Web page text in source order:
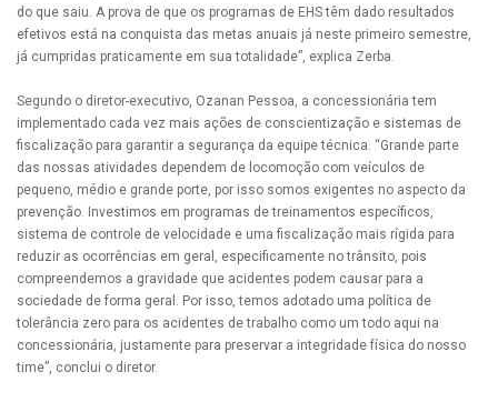
do que saiu. A prova de que os programas de EHS têm dado resultados
efetivos está na conquista das metas anuais já neste primeiro semestre,
já cumpridas praticamente em sua totalidade”, explica Zerba.
Segundo o diretor-executivo, Ozanan Pessoa, a concessionária tem
implementado cada vez mais ações de conscientização e sistemas de
fiscalização para garantir a segurança da equipe técnica. “Grande parte
das nossas atividades dependem de locomoção com veículos de
pequeno, médio e grande porte, por isso somos exigentes no aspecto da
prevenção. Investimos em programas de treinamentos específicos,
sistema de controle de velocidade e uma fiscalização mais rígida para
reduzir as ocorrências em geral, especificamente no trânsito, pois
compreendemos a gravidade que acidentes podem causar para a
sociedade de forma geral. Por isso, temos adotado uma política de
tolerância zero para os acidentes de trabalho como um todo aqui na
concessionária, justamente para preservar a integridade física do nosso
time”, conclui o diretor.